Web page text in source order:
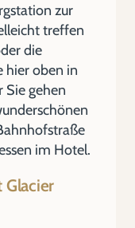
zur
treffen
die
hier oben in
Sie gehen
im Hotel.
Glacier